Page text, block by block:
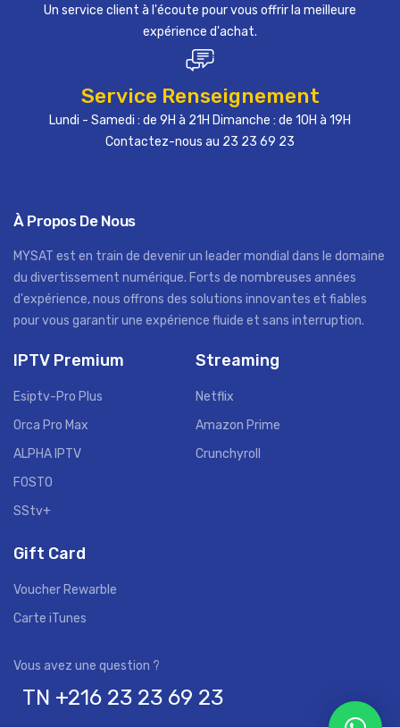
Un service client à l'écoute pour vous offrir la meilleure
expérience d'achat.
Service Renseignement
Lundi - Samedi : de 9H à 21H Dimanche : de 10H à 19H
Contactez-nous au 23 23 69 23
À Propos De Nous
MYSAT est en train de devenir un leader mondial dans le domaine
du divertissement numérique. Forts de nombreuses années
d'expérience, nous offrons des solutions innovantes et fiables
pour vous garantir une expérience fluide et sans interruption.
IPTV Premium
Esiptv-Pro Plus
Orca Pro Max
ALPHA IPTV
FOSTO
SStv+
Streaming
Netflix
Amazon Prime
Crunchyroll
Gift Card
Voucher Rewarble
Carte iTunes
TN +216 23 23 69 23